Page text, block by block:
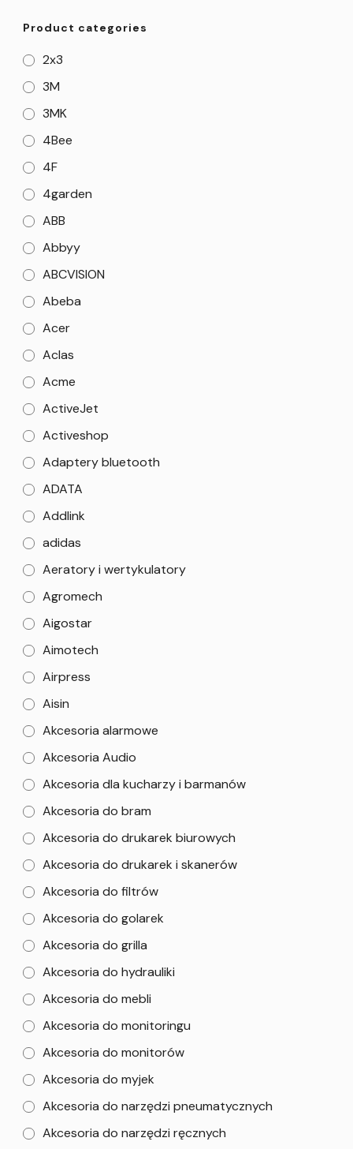
Product categories
2x3
3M
3MK
4Bee
4F
4garden
ABB
Abbyy
ABCVISION
Abeba
Acer
Aclas
Acme
ActiveJet
Activeshop
Adaptery bluetooth
ADATA
Addlink
adidas
Aeratory i wertykulatory
Agromech
Aigostar
Aimotech
Airpress
Aisin
Akcesoria alarmowe
Akcesoria Audio
Akcesoria dla kucharzy i barmanów
Akcesoria do bram
Akcesoria do drukarek biurowych
Akcesoria do drukarek i skanerów
Akcesoria do filtrów
Akcesoria do golarek
Akcesoria do grilla
Akcesoria do hydrauliki
Akcesoria do mebli
Akcesoria do monitoringu
Akcesoria do monitorów
Akcesoria do myjek
Akcesoria do narzędzi pneumatycznych
Akcesoria do narzędzi ręcznych